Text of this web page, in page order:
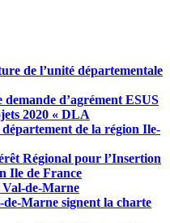
de l’unité départementale
d’agrément ESUS
2020 « DLA
de la région Ile-
Régional pour l’Insertion
Ile de France
Val-de-Marne
Marne signent la charte